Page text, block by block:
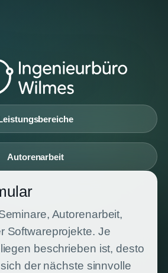
Autorenarbeit
Autorenarbeit,
Softwareprojekte. Je
beschrieben ist, desto
der nächste sinnvolle